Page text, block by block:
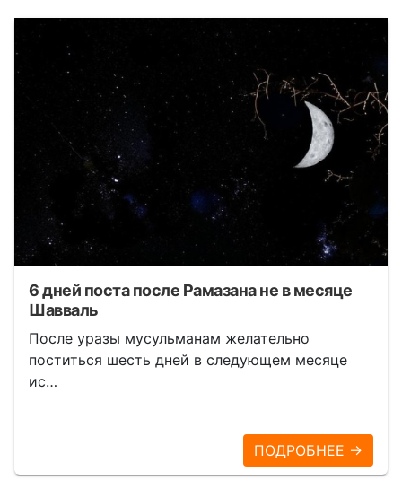
6 дней поста после Рамазана не в месяце
Шавваль
После уразы мусульманам желательно
поститься шесть дней в следующем месяце
ис…
ПОДРОБНЕЕ →